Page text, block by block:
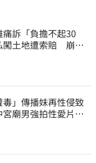
痛訴「負擔不起30
闖土地遭索賠 崩
毒」傳播妹再性侵致
宮廟男強拍性愛片